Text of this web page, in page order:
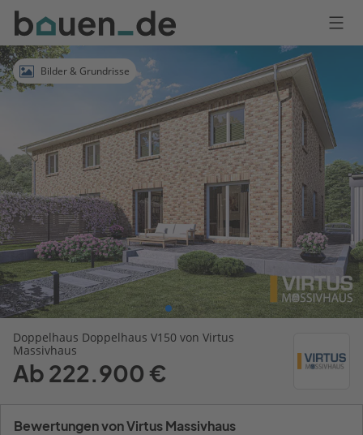
Bauen
Logo
AnmeldenBilder & Grundrisse
Doppelhaus Doppelhaus V150 von Virtus
Massivhaus
Ab 222.900 €
Bewertungen von Virtus Massivhaus